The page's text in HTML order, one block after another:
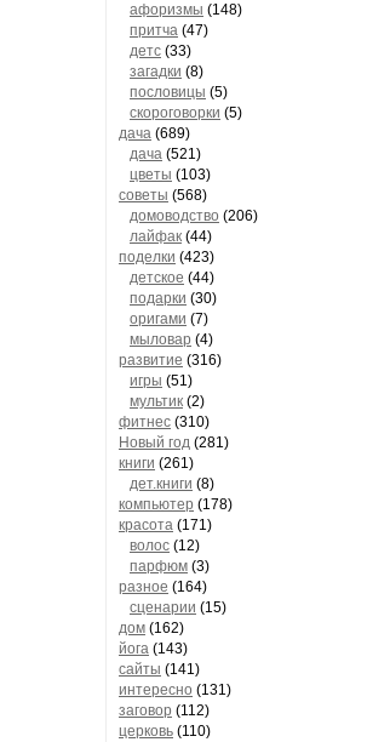
афоризмы (148)
притча (47)
детс (33)
загадки (8)
пословицы (5)
скороговорки (5)
дача (689)
дача (521)
цветы (103)
советы (568)
домоводство (206)
лайфак (44)
поделки (423)
детское (44)
подарки (30)
оригами (7)
мыловар (4)
развитие (316)
игры (51)
мультик (2)
фитнес (310)
Новый год (281)
книги (261)
дет.книги (8)
компьютер (178)
красота (171)
волос (12)
парфюм (3)
разное (164)
сценарии (15)
дом (162)
йога (143)
сайты (141)
интересно (131)
заговор (112)
церковь (110)